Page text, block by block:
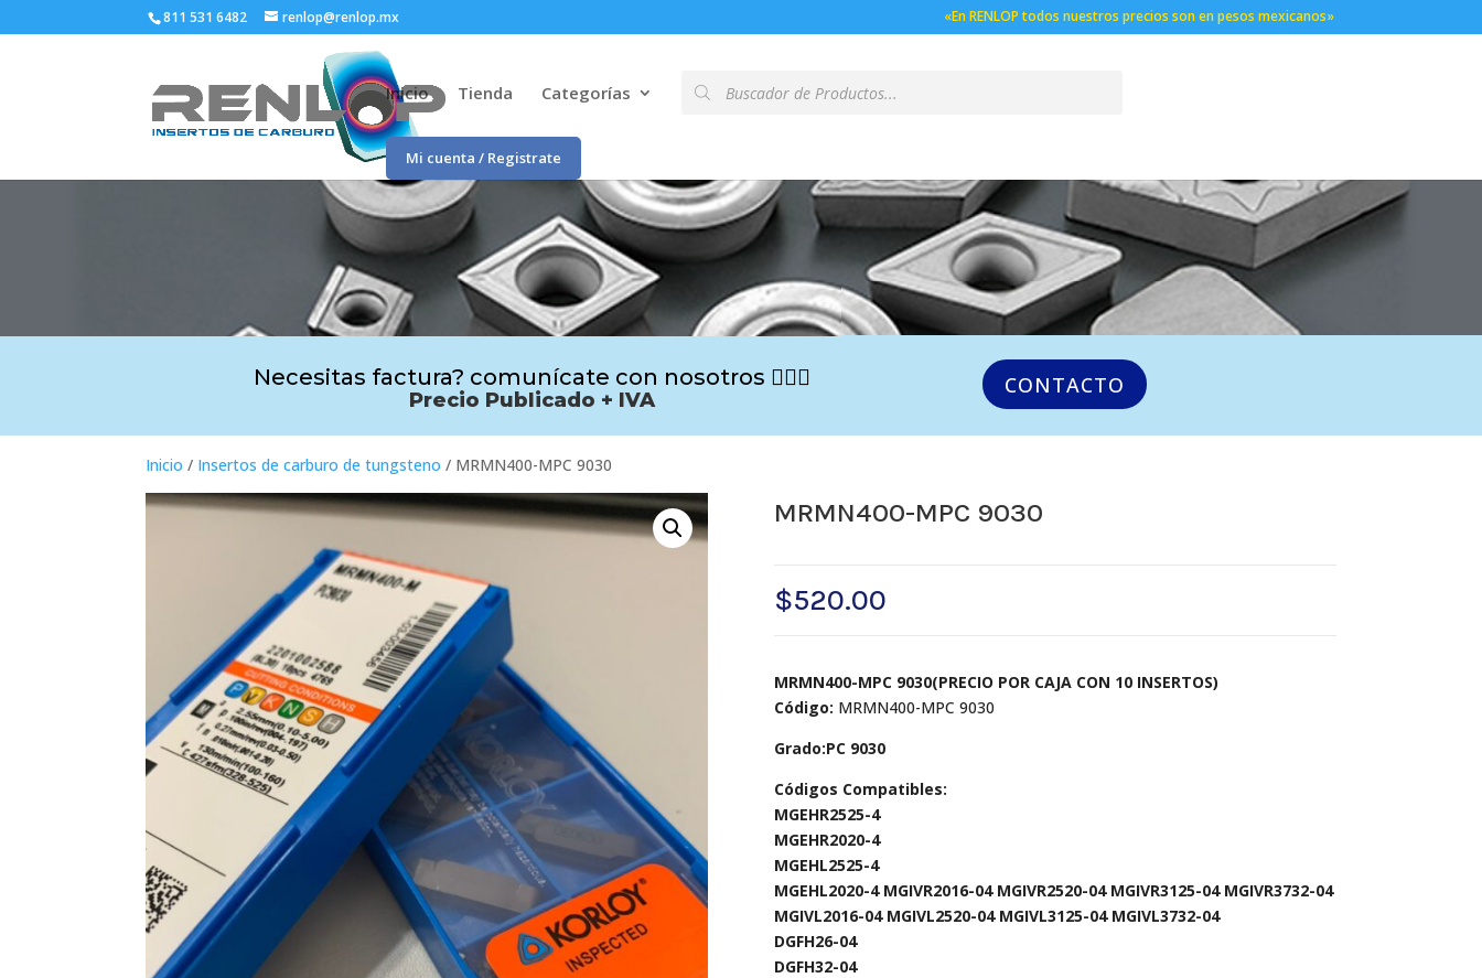
811 531 6482 renlop@renlop.mx «En RENLOP todos nuestros precios son en pesos mexicanos»
Inicio Tienda Categorías de
productos
Mi cuenta / Registrate
Necesitas factura? comunícate con nosotros 🙋🏻‍♂️
Precio Publicado + IVA
CONTACTO
Inicio / Insertos de carburo de tungsteno / MRMN400-MPC 9030
MRMN400-MPC 9030
$520.00
MRMN400-MPC 9030(PRECIO POR CAJA CON 10 INSERTOS)
Código: MRMN400-MPC 9030
Grado:PC 9030
Códigos Compatibles:
MGEHR2525-4
MGEHR2020-4
MGEHL2525-4
MGEHL2020-4 MGIVR2016-04 MGIVR2520-04 MGIVR3125-04 MGIVR3732-04
MGIVL2016-04 MGIVL2520-04 MGIVL3125-04 MGIVL3732-04
DGFH26-04
DGFH32-04